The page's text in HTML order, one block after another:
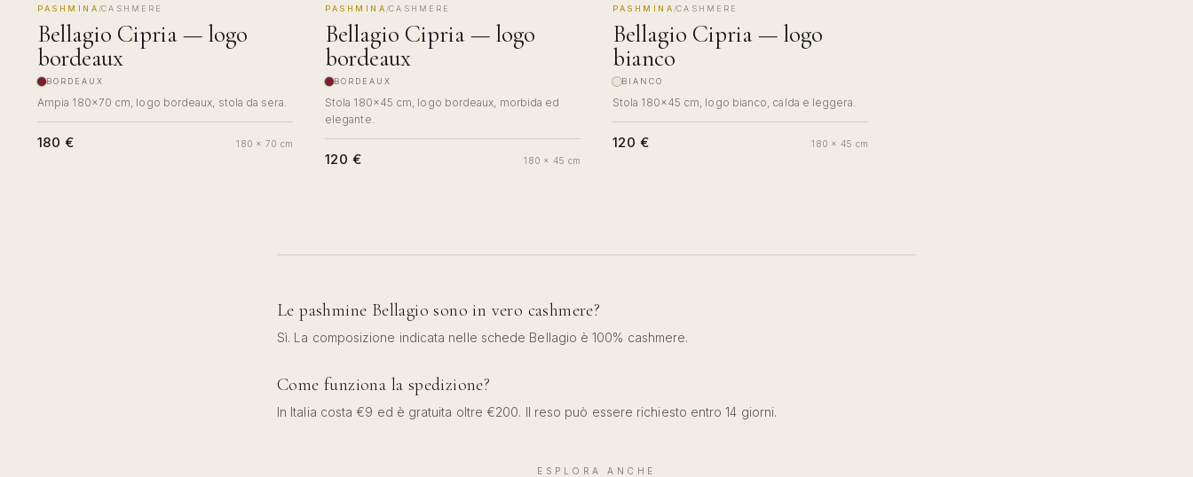
MADE IN COMO
PASHMINA /CASHMERE
Bellagio Cipria — logo
bordeaux
BORDEAUX
Ampia 180×70 cm, logo bordeaux, stola da sera.
180 € 180 x 70 cm
MADE IN COMO
PASHMINA /CASHMERE
Bellagio Cipria — logo
bordeaux
BORDEAUX
Stola 180×45 cm, logo bordeaux, morbida ed
elegante.
120 € 180 x 45 cm
MADE IN COMO
PASHMINA /CASHMERE
Bellagio Cipria — logo
bianco
BIANCO
Stola 180×45 cm, logo bianco, calda e leggera.
120 € 180 x 45 cm
Le pashmine Bellagio sono in vero cashmere?
Sì. La composizione indicata nelle schede Bellagio è 100% cashmere.
Come funziona la spedizione?
In Italia costa €9 ed è gratuita oltre €200. Il reso può essere richiesto entro 14 giorni.
ESPLORA ANCHE